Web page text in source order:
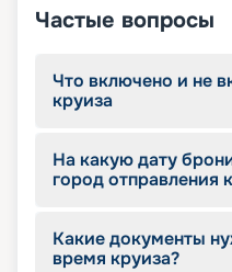
Частые вопросы
Что включено и не
круиза
На какую дату
город отправления
Какие документы
время круиза?